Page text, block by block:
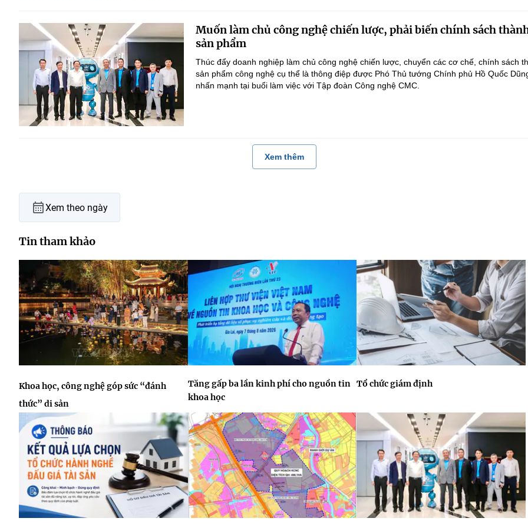
Muốn làm chủ công nghệ chiến lược, phải biến chính sách
sản phẩm
Thúc đẩy doanh nghiệp làm chủ công nghệ chiến lược, chuyển các cơ chế, chính sách
sản phẩm công nghệ cụ thể là thông điệp được Phó Thủ tướng Chính phủ Hồ Quốc
nhấn mạnh tại buổi làm việc với Tập đoàn Công nghệ CMC.
Xem thêm
Xem theo ngày
Tin tham khảo
Khoa học, công nghệ góp sức “đánh
thức” di sản
Tăng gấp ba lần kinh phí cho nguồn tin
khoa học
Tổ chức giám định